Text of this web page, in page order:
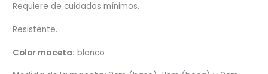
Requiere de cuidados mínimos.
Resistente.
Color maceta: blanco